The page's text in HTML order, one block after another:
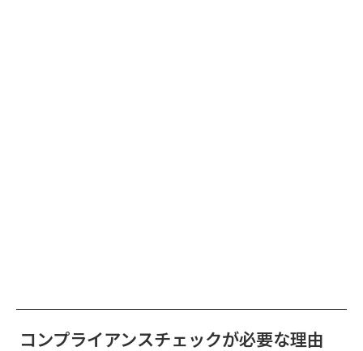
コンプライアンスチェックが必要な理由